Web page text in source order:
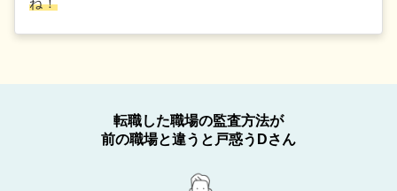
ね！
転職した職場の監査方法が
前の職場と違うと戸惑うDさん